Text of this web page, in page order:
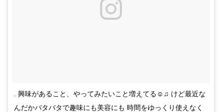
. 興味があること、やってみたいこと増えてる☺︎♫ けど最近な
んだかバタバタで趣味にも美容にも 時間をゆっくり使えなく